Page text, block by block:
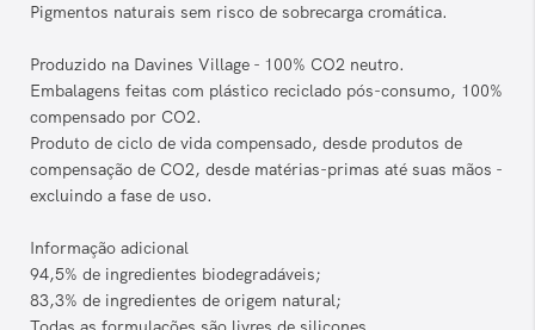
Pigmentos naturais sem risco de sobrecarga cromática.
Produzido na Davines Village - 100% CO2 neutro.
Embalagens feitas com plástico reciclado pós-consumo, 100%
compensado por CO2.
Produto de ciclo de vida compensado, desde produtos de
compensação de CO2, desde matérias-primas até suas mãos -
excluindo a fase de uso.
Informação adicional
94,5% de ingredientes biodegradáveis;
83,3% de ingredientes de origem natural;